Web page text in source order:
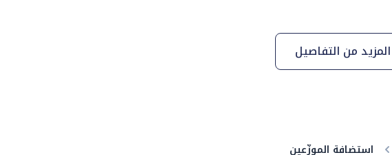
المزيد من التفاصيل
استضافة الموزّعين